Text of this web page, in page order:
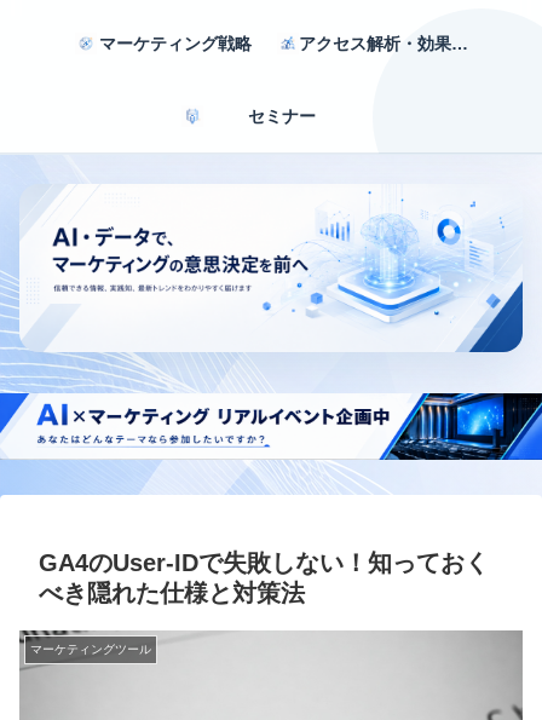
マーケティング戦略 アクセス解析・効果測定
セミナー
GA4のUser-IDで失敗しない！知っておく
べき隠れた仕様と対策法
マーケティングツール